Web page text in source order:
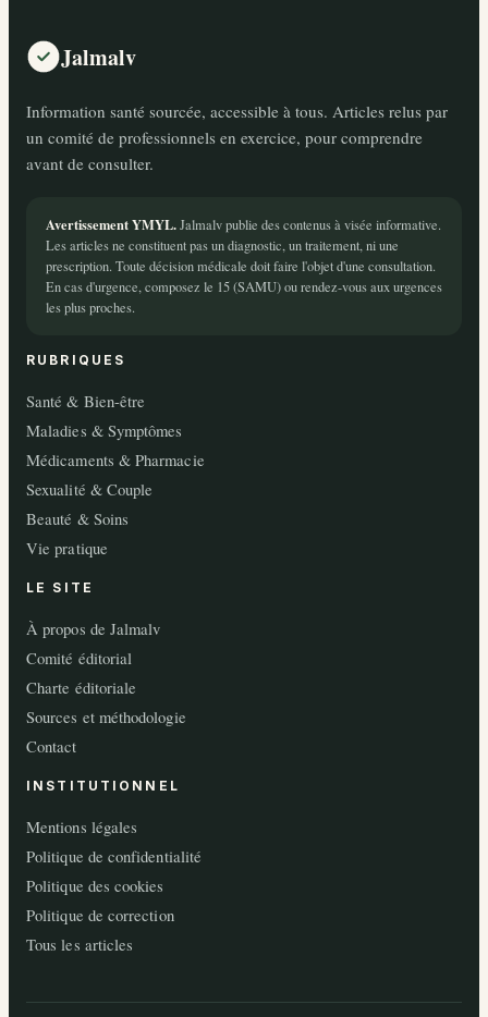
Jalmalv
Information santé sourcée, accessible à tous. Articles relus par
un comité de professionnels en exercice, pour comprendre
avant de consulter.
Avertissement YMYL.Jalmalv publie des contenus à visée informative.
Les articles ne constituent pas un diagnostic, un traitement, ni une
prescription. Toute décision médicale doit faire l'objet d'une consultation.
En cas d'urgence, composez le 15 (SAMU) ou rendez-vous aux urgences
les plus proches.
RUBRIQUES
Santé & Bien-être
Maladies & Symptômes
Médicaments & Pharmacie
Sexualité & Couple
Beauté & Soins
Vie pratique
LE SITE
À propos de Jalmalv
Comité éditorial
Charte éditoriale
Sources et méthodologie
Contact
INSTITUTIONNEL
Mentions légales
Politique de confidentialité
Politique des cookies
Politique de correction
Tous les articles